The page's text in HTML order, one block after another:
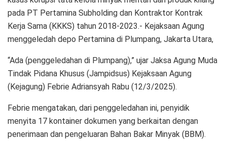
pada PT Pertamina Subholding dan Kontraktor Kontrak
Kerja Sama (KKKS) tahun 2018-2023.- Kejaksaan Agung
menggeledah depo Pertamina di Plumpang, Jakarta Utara,
“Ada (penggeledahan di Plumpang),” ujar Jaksa Agung Muda
Tindak Pidana Khusus (Jampidsus) Kejaksaan Agung
(Kejagung) Febrie Adriansyah Rabu (12/3/2025).
Febrie mengatakan, dari penggeledahan ini, penyidik
menyita 17 kontainer dokumen yang berkaitan dengan
penerimaan dan pengeluaran Bahan Bakar Minyak (BBM).